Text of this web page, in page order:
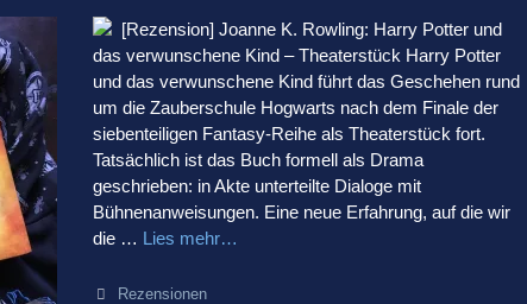
[Rezension] Joanne K. Rowling: Harry Potter und
das verwunschene Kind – Theaterstück Harry Potter
und das verwunschene Kind führt das Geschehen rund
um die Zauberschule Hogwarts nach dem Finale der
siebenteiligen Fantasy-Reihe als Theaterstück fort.
Tatsächlich ist das Buch formell als Drama
geschrieben: in Akte unterteilte Dialoge mit
Bühnenanweisungen. Eine neue Erfahrung, auf die wir
die … Lies mehr…
Kategorien
Rezensionen